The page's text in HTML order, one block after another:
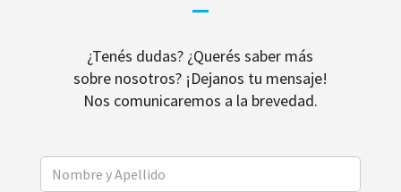
¿Tenés dudas? ¿Querés saber más
sobre nosotros? ¡Dejanos tu mensaje!
Nos comunicaremos a la brevedad.